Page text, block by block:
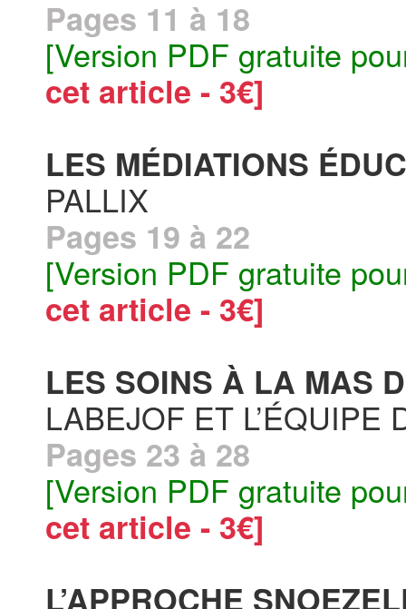
Pages 11 à 18
[Version PDF gratuite
cet article - 3€]
LES MÉDIATIONS
PALLIX
Pages 19 à 22
[Version PDF gratuite
cet article - 3€]
LES SOINS À LA MAS
LABEJOF ET
Pages 23 à 28
[Version PDF gratuite
cet article - 3€]
L’APPROCHE